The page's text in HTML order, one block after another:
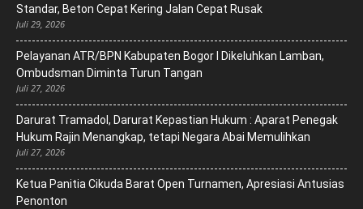
Standar, Beton Cepat Kering Jalan Cepat Rusak
Juli 29, 2026
Pelayanan ATR/BPN Kabupaten Bogor I Dikeluhkan Lamban,
Ombudsman Diminta Turun Tangan
Juli 27, 2026
Darurat Tramadol, Darurat Kepastian Hukum : Aparat Penegak
Hukum Rajin Menangkap, tetapi Negara Abai Memulihkan
Juli 27, 2026
Ketua Panitia Cikuda Barat Open Turnamen, Apresiasi Antusias
Penonton